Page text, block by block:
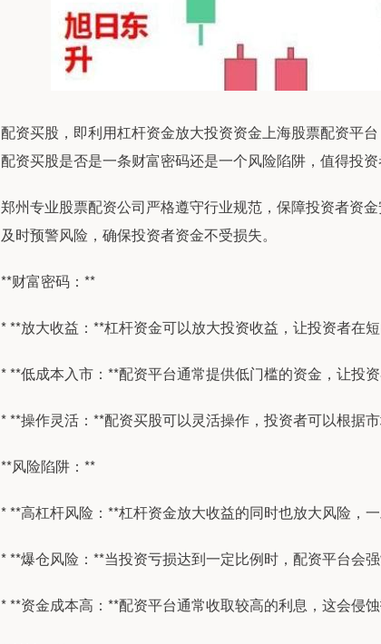
配资买股，即利用杠杆资金放大投资资金上海股票配资平
配资买股是否是一条财富密码还是一个风险陷阱，值得投资
郑州专业股票配资公司严格遵守行业规范，保障投资者资
及时预警风险，确保投资者资金不受损失。
**财富密码：**
* **放大收益：**杠杆资金可以放大投资收益，让投资者在短
* **低成本入市：**配资平台通常提供低门槛的资金，让投
* **操作灵活：**配资买股可以灵活操作，投资者可以根据
**风险陷阱：**
* **高杠杆风险：**杠杆资金放大收益的同时也放大风险，
* **爆仓风险：**当投资亏损达到一定比例时，配资平台会
* **资金成本高：**配资平台通常收取较高的利息，这会侵